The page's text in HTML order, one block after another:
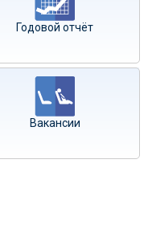
Годовой отчёт
Вакансии